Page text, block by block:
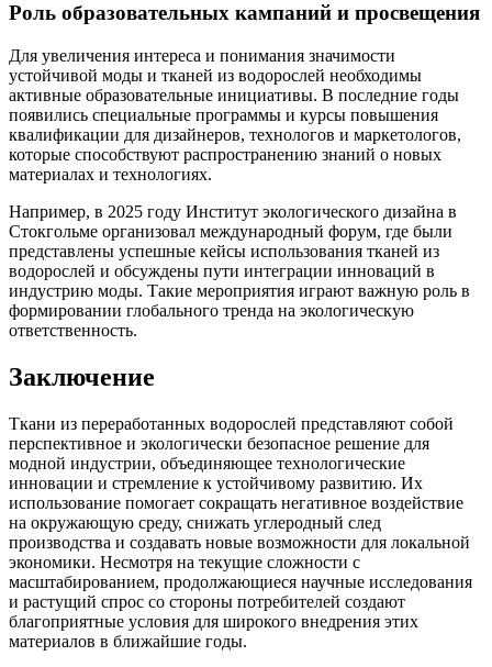
Роль образовательных кампаний и просвещения
Для увеличения интереса и понимания значимости
устойчивой моды и тканей из водорослей необходимы
активные образовательные инициативы. В последние годы
появились специальные программы и курсы повышения
квалификации для дизайнеров, технологов и маркетологов,
которые способствуют распространению знаний о новых
материалах и технологиях.
Например, в 2025 году Институт экологического дизайна в
Стокгольме организовал международный форум, где были
представлены успешные кейсы использования тканей из
водорослей и обсуждены пути интеграции инноваций в
индустрию моды. Такие мероприятия играют важную роль в
формировании глобального тренда на экологическую
ответственность.
Заключение
Ткани из переработанных водорослей представляют собой
перспективное и экологически безопасное решение для
модной индустрии, объединяющее технологические
инновации и стремление к устойчивому развитию. Их
использование помогает сокращать негативное воздействие
на окружающую среду, снижать углеродный след
производства и создавать новые возможности для локальной
экономики. Несмотря на текущие сложности с
масштабированием, продолжающиеся научные исследования
и растущий спрос со стороны потребителей создают
благоприятные условия для широкого внедрения этих
материалов в ближайшие годы.